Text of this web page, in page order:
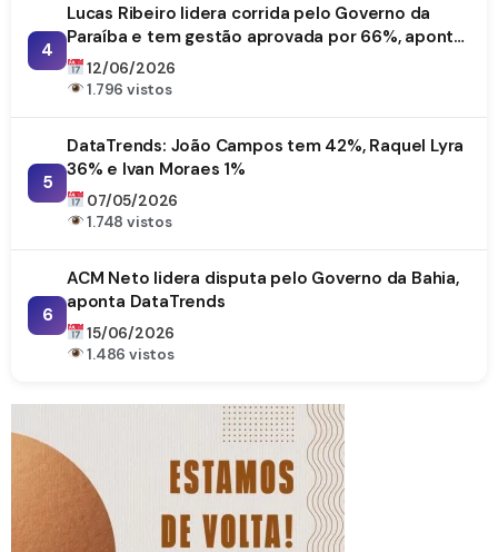
4
Lucas Ribeiro lidera corrida pelo Governo da
Paraíba e tem gestão aprovada por 66%, aponta
DataTrends
12/06/2026
1.796 vistos
5
DataTrends: João Campos tem 42%, Raquel Lyra
36% e Ivan Moraes 1%
07/05/2026
1.748 vistos
6
ACM Neto lidera disputa pelo Governo da Bahia,
aponta DataTrends
15/06/2026
1.486 vistos